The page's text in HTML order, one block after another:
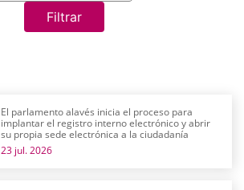
Filtrar
El parlamento alavés inicia el proceso para
implantar el registro interno electrónico y abrir
su propia sede electrónica a la ciudadanía
23 jul. 2026